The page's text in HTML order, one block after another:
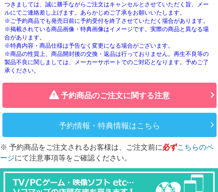
つきましては、誠に勝手ながらご注文はキャンセルとさせていただく旨、メー
ルにてご連絡差し上げます。あらかじめご了承をお願いいたします。
※ご予約商品でも発売日前に予約受付を終了させていただく場合があります。
※掲載されている商品画像・特典画像はイメージです。実際の商品と異なる場
合があります。
※特典内容・商品仕様は予告なく変更になる場合がございます。
※商品の性質上、商品開封後の交換・返品は行っておりません。再生不良等の
製品不良に関しましては、メーカーサポートでのご対応となります。予めご了
承ください。
予約商品のご注文に関する注意
予約情報・特典情報はこちら
※ 予約商品をご注文されるお客様は、ご注文前に必ずこちらのペ
ージにて注意事項等をご確認ください。